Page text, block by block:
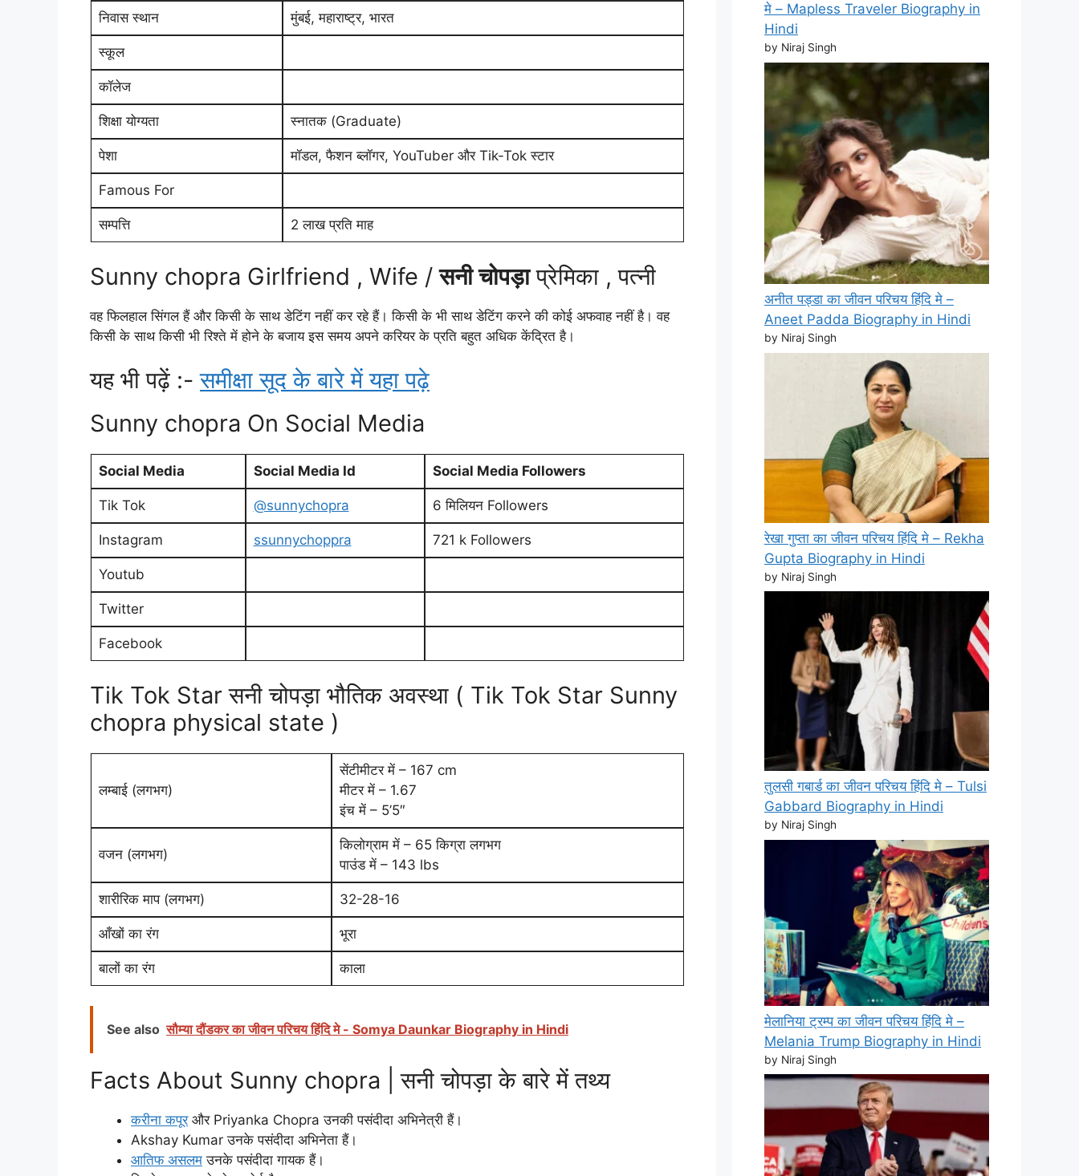
निवास स्थान मुंबई, महाराष्ट्र, भारत
स्कूल
कॉलेज
शिक्षा योग्यता स्नातक (Graduate)
पेशा मॉडल, फैशन ब्लॉगर, YouTuber और Tik-Tok स्टार
Famous For
सम्पत्ति 2 लाख प्रति माह
Sunny chopra Girlfriend , Wife /सनी चोपड़ाप्रेमिका , पत्नी
वह फिलहाल सिंगल हैं और किसी के साथ डेटिंग नहीं कर रहे हैं। किसी के भी साथ डेटिंग करने की कोई अफवाह नहीं है। वह
किसी के साथ किसी भी रिश्ते में होने के बजाय इस समय अपने करियर के प्रति बहुत अधिक केंद्रित है।
यह भी पढ़ें :-समीक्षा सूद के बारे में यहा पढ़े
Sunny chopra On Social Media
Social Media Social Media Id Social Media Followers
Tik Tok @sunnychopra 6 मिलियन Followers
Instagram ssunnychoppra 721 k Followers
Youtub
Twitter
Facebook
Tik Tok Star सनी चोपड़ा भौतिक अवस्था ( Tik Tok Star Sunny
chopra physical state )
लम्बाई (लगभग)
सेंटीमीटर में – 167 cm
मीटर में – 1.67
इंच में – 5’5″
वजन (लगभग)
किलोग्राम में – 65 किग्रा लगभग
पाउंड में – 143 lbs
शारीरिक माप (लगभग) 32-28-16
आँखों का रंग भूरा
बालों का रंग काला
See also सौम्या दौंडकर का जीवन परिचय हिंदि मे - Somya Daunkar Biography in Hindi
Facts About Sunny chopra | सनी चोपड़ा के बारे में तथ्य
करीना कपूरऔर Priyanka Chopra उनकी पसंदीदा अभिनेत्री हैं।
Akshay Kumar उनके पसंदीदा अभिनेता हैं।
आतिफ असलम उनके पसंदीदा गायक हैं।
मे – Mapless Traveler Biography in
Hindi
by Niraj Singh
अनीत पड्डा का जीवन परिचय हिंदि मे –
Aneet Padda Biography in Hindi
by Niraj Singh
रेखा गुप्ता का जीवन परिचय हिंदि मे – Rekha
Gupta Biography in Hindi
by Niraj Singh
तुलसी गबार्ड का जीवन परिचय हिंदि मे – Tulsi
Gabbard Biography in Hindi
by Niraj Singh
मेलानिया ट्रम्प का जीवन परिचय हिंदि मे –
Melania Trump Biography in Hindi
by Niraj Singh